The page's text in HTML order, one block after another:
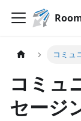
コミュ
コミュ
セージ